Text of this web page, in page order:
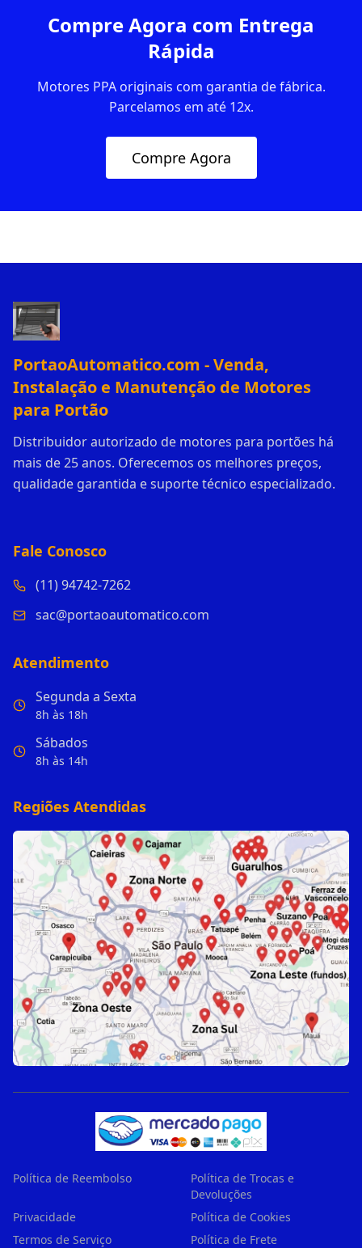
Compre Agora com Entrega
Rápida
Motores PPA originais com garantia de fábrica.
Parcelamos em até 12x.
Compre Agora
PortaoAutomatico.com - Venda,
Instalação e Manutenção de Motores
para Portão
Distribuidor autorizado de motores para portões há
mais de 25 anos. Oferecemos os melhores preços,
qualidade garantida e suporte técnico especializado.
Fale Conosco
(11) 94742-7262
sac@portaoautomatico.com
Atendimento
Segunda a Sexta
8h às 18h
Sábados
8h às 14h
Regiões Atendidas
Política de Reembolso
Política de Trocas e
Devoluções
Privacidade
Política de Cookies
Termos de Serviço
Política de Frete